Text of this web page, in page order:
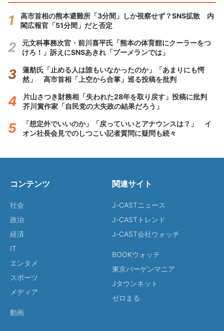
高市首相の熊本避難所「3分間」しか視察せず？SNS拡散 内
閣広報官「51分間」だと否定
元文科事務次官・前川喜平氏「熊本の体育館にクーラーをつ
けろ！」訴えにSNSあきれ「ブーメランでは」
蓮舫氏「止める人は誰もいなかったのか」「あまりにも愕
然」 高市首相「上空から合掌」巡る投稿を批判
片山さつき財務相「失われた28年を取り戻す」投稿に批判
芥川賞作家「自民党の大失政の結果だろう」
「想定外でいいのか」「戻っていいとアナウンスは？」 イ
オン社長会見でのしつこい記者質問に疑問も続々
コンテンツ
社会
政治
経済
IT
エンタメ
スポーツ
メディア
動画
関連サイト
J-CASTニュース
J-CASTトレンド
J-CAST会社ウォッチ
BOOKウォッチ
東京バーゲンマニア
Jタウンネット
ゼロまる